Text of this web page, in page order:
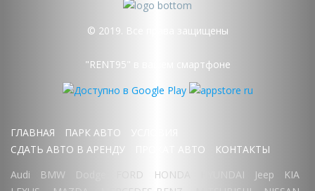
© 2019. Все права защищены
"RENT95" в вашем смартфоне
ГЛАВНАЯ ПАРК АВТО
СДАТЬ АВТО В АРЕНДУ
ПРОКАТ АВТО
КОНТАКТЫ
Audi
BMW Dodge FORD HONDA HYUNDAI Jeep
KIA